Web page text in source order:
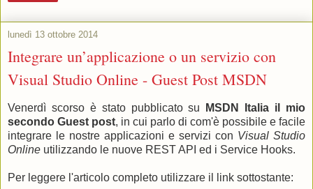
lunedì 13 ottobre 2014
Integrare un’applicazione o un servizio con
Visual Studio Online - Guest Post MSDN
Venerdì scorso è stato pubblicato su
MSDN Italia il mio
secondo Guest post, in cui parlo di com'è possibile e facile
integrare le nostre applicazioni e servizi con Visual Studio
Online utilizzando le nuove REST API ed i Service Hooks.
Per leggere l'articolo completo utilizzare il link sottostante: